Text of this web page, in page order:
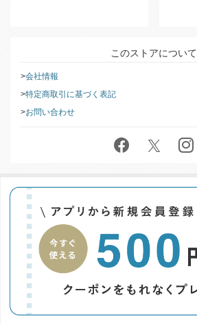
このストアについて
会社情報
特定商取引に基づく表記
お問い合わせ